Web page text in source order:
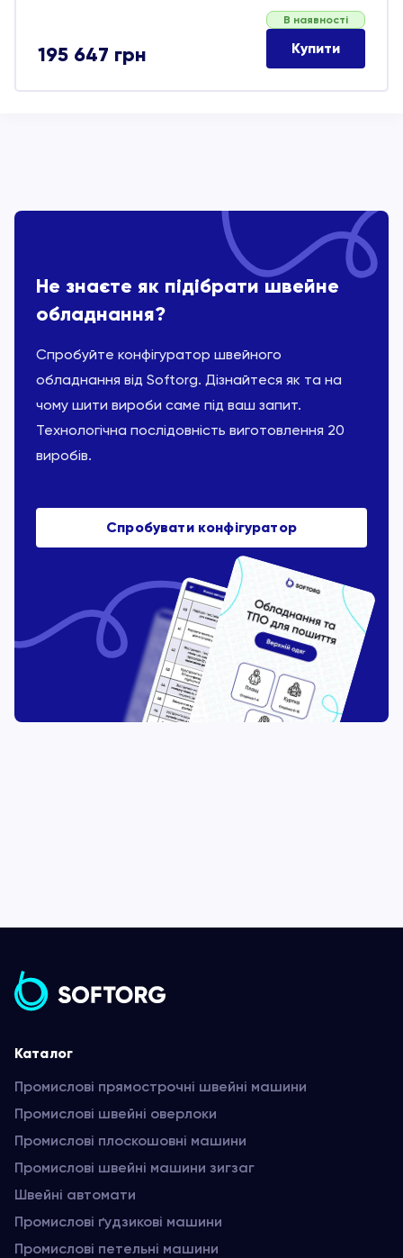
195 647 грн
В наявності
Купити
Не знаєте як підібрати швейне
обладнання?
Спробуйте конфігуратор швейного
обладнання від Softorg. Дізнайтеся як та на
чому шити вироби саме під ваш запит.
Технологічна послідовність виготовлення 20
виробів.
Спробувати конфігуратор
Каталог
Промислові прямострочні швейні машини
Промислові швейні оверлоки
Промислові плоскошовні машини
Промислові швейні машини зигзаг
Швейні автомати
Промислові ґудзикові машини
Промислові петельні машини